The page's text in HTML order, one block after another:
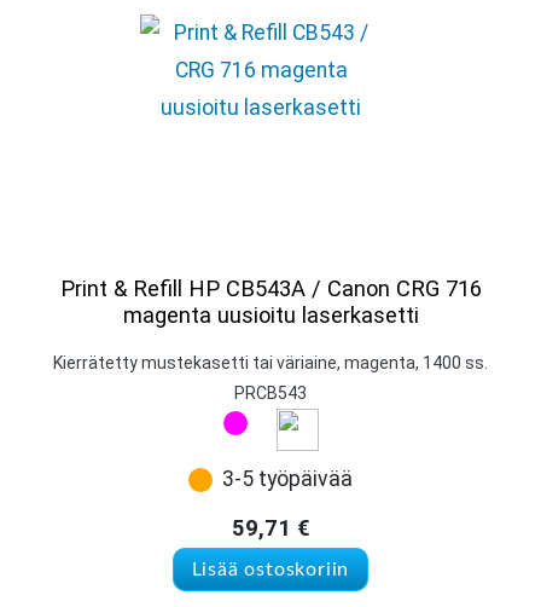
Print & Refill HP CB543A / Canon CRG 716
magenta uusioitu laserkasetti
Kierrätetty mustekasetti tai väriaine, magenta, 1400 ss.
PRCB543
3-5 työpäivää
59,71 €
Lisää ostoskoriin